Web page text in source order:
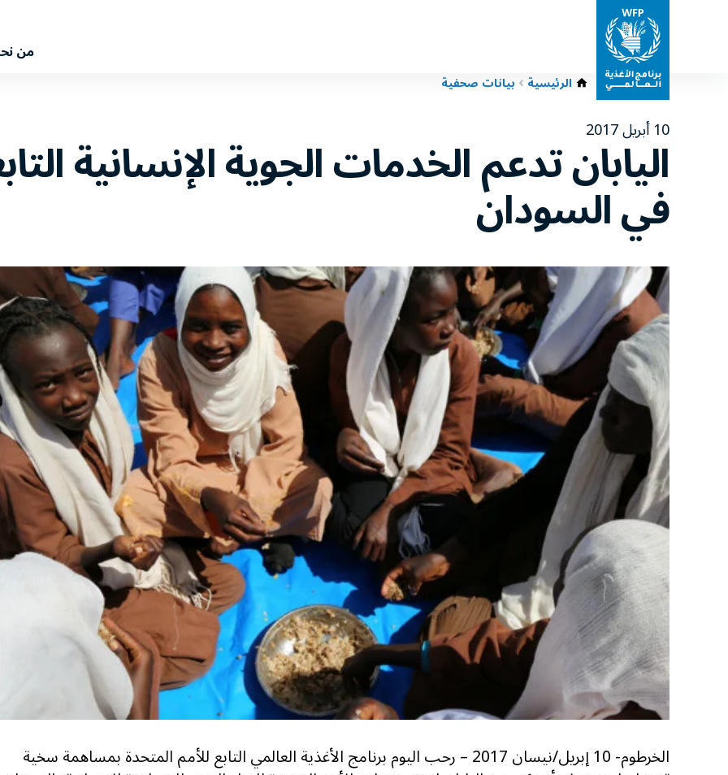
من
الرئيسية بيانات صحفية
10 أبريل 2017
اليابان تدعم الخدمات الجوية الإنسانية
في السودان
الخرطوم- 10 إبريل/نيسان 2017 – رحب اليوم برنامج الأغذية العالمي التابع للأمم المتحدة بمساهمة سخية